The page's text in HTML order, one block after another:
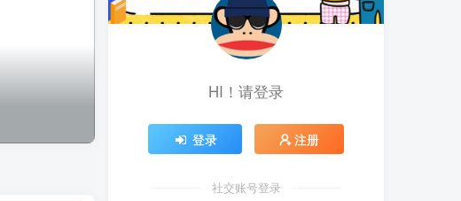
2 向日葵拉新接码平台，一
个号码可撸120+，号码多的
翻倍
6天前
最新海外僵尸防御之战游
150+
目，一部手机轻松日赚
HI！请登录
登录 注册
社交账号登录